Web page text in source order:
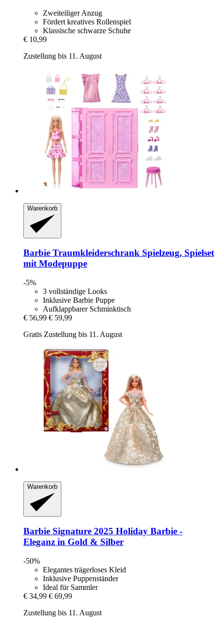
Zweiteiliger Anzug
Fördert kreatives Rollenspiel
Klassische schwarze Schuhe
€ 10,99
Zustellung bis 11. August
Warenkorb
Barbie Traumkleiderschrank Spielzeug, Spielset
mit Modepuppe
-5%
3 vollständige Looks
Inklusive Barbie Puppe
Aufklappbarer Schminktisch
€ 56,99 € 59,99
Gratis Zustellung bis 11. August
Warenkorb
Barbie Signature 2025 Holiday Barbie -​
Eleganz in Gold & Silber
-50%
Elegantes trägerloses Kleid
Inklusive Puppenständer
Ideal für Sammler
€ 34,99 € 69,99
Zustellung bis 11. August